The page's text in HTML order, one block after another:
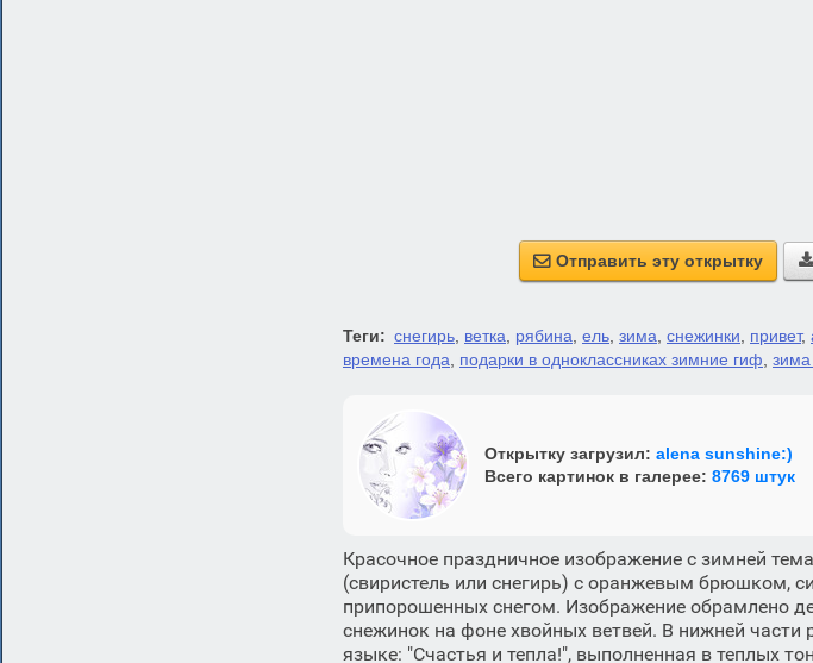
 Отправить эту открытку 
Теги: снегирь ветка рябина ель зима снежинки привет,
времена года
подарки в одноклассниках зимние гиф
Открытку загрузил: alena sunshine:)
Всего картинок в галерее: 8769 штук
Красочное праздничное изображение с зимней
(свиристель или снегирь) с оранжевым брюшком,
припорошенных снегом. Изображение обрамлено
снежинок на фоне хвойных ветвей. В нижней
языке: "Счастья и тепла!", выполненная в теплых